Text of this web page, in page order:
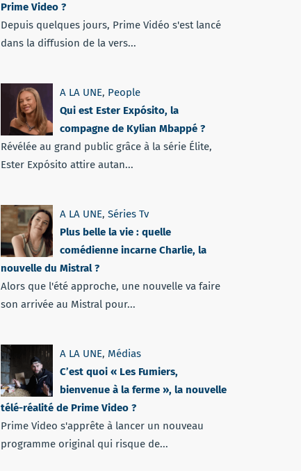
Prime Video ?
Depuis quelques jours, Prime Vidéo s'est lancé
dans la diffusion de la vers...
A LA UNE, People
Qui est Ester Expósito, la
compagne de Kylian Mbappé ?
Révélée au grand public grâce à la série Élite,
Ester Expósito attire autan...
A LA UNE, Séries Tv
Plus belle la vie : quelle
comédienne incarne Charlie, la
nouvelle du Mistral ?
Alors que l'été approche, une nouvelle va faire
son arrivée au Mistral pour...
A LA UNE, Médias
C’est quoi « Les Fumiers,
bienvenue à la ferme », la nouvelle
télé-réalité de Prime Video ?
Prime Video s'apprête à lancer un nouveau
programme original qui risque de...